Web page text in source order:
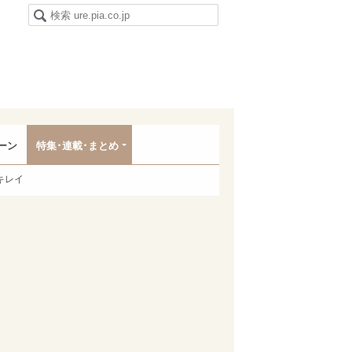
ン 特集･連載･まとめ
レイ